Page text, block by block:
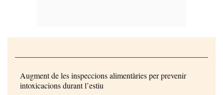
Augment de les inspeccions alimentàries per prevenir
intoxicacions durant l’estiu